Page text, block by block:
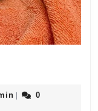
admin
|
0